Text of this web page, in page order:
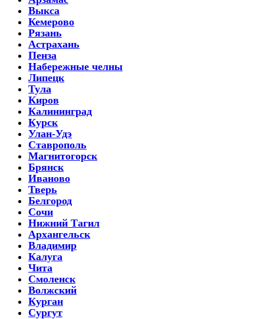
Выкса
Кемерово
Рязань
Астрахань
Пенза
Набережные челны
Липецк
Тула
Киров
Калининград
Курск
Улан-Удэ
Ставрополь
Магнитогорск
Брянск
Иваново
Тверь
Белгород
Сочи
Нижний Тагил
Архангельск
Владимир
Калуга
Чита
Смоленск
Волжский
Курган
Сургут